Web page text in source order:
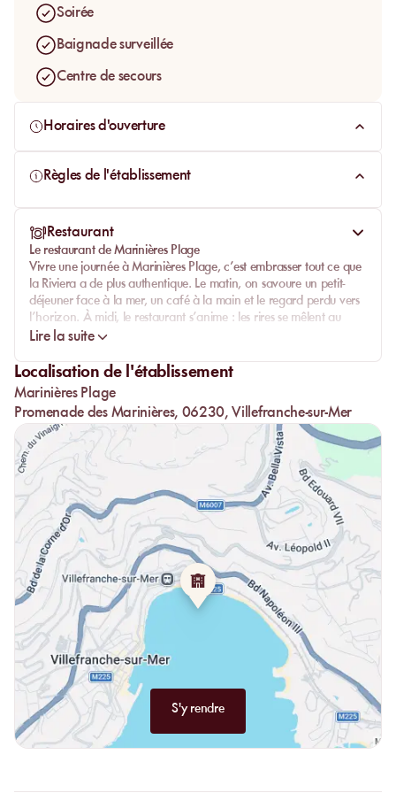
dorée se reflète sur les voiles blanches des yachts au
mouillage. Chaque instant est une expérience sensorielle, un
souvenir à capturer.
Soirée
Baignade surveillée
Centre de secours
Horaires d'ouverture
Règles de l'établissement
Restaurant
Le restaurant de Marinières Plage
Vivre une journée àMarinières Plage, c’est embrasser tout ce que
la Riviera a de plus authentique. Le matin, on savoure un petit-
déjeuner face à la mer, un café à la main et le regard perdu vers
l’horizon. À midi, le restaurant s’anime : les rires se mêlent au
tintement des verres, les assiettes colorées défilent et la mer
baignade, lecture et détente. Et quand vient le soir, la magie
opère à nouveau : le ciel se teinte d’or, la musique s’adoucit, et la
baie s’endort sous les étoiles.
Le restaurant deMarinières Plagemet à l’honneur lagastronomie
azuréenne et les produits locaux . Le chef revisite les
classiques
méditerranéens
: poissons grillés, salades fraîches, légumes
marinés, viandes tendres et desserts parfumés aux agrumes. La
carte célèbre les
saveurs du Sud
et la richesse du terroir, dans une
approche simple mais soignée. Le fameuxPan Bagnat , emblème
de Nice, y est préparé dans la pure tradition — un vrai symbole
de la cuisine du bord de mer.
Le service, attentif et discret, prolonge cette atmosphère sereine.
Que l’on choisisse de déjeuner au restaurant ou directement sur
son transat, tout est fait pour que chaque instant soit léger et sans
effort.Marinières Plage , c’est la promesse d’un luxe simple, celui
du temps et de la lumière.
L’esprit MySunbed à Villefranche-sur-Mer
Sous le soleil couchant, la mer s’argente et les voiles s’éloignent
lentement vers l’horizon. C’est dans cette lumière douce que
Marinières Plage révèle son âme. Ni trop mondaine, ni trop
discrète, elle reflète ce parfait équilibre entre convivialité et
raffinement qui fait la signature
Lire la suite
Localisation de l'établissement
Marinières Plage
Promenade des Marinières, 06230, Villefranche-sur-Mer
S'y rendre